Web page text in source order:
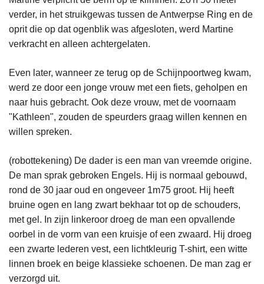
verder, in het struikgewas tussen de Antwerpse Ring en de
oprit die op dat ogenblik was afgesloten, werd Martine
verkracht en alleen achtergelaten.
Even later, wanneer ze terug op de Schijnpoortweg kwam,
werd ze door een jonge vrouw met een fiets, geholpen en
naar huis gebracht. Ook deze vrouw, met de voornaam
"Kathleen", zouden de speurders graag willen kennen en
willen spreken.
(robottekening) De dader is een man van vreemde origine.
De man sprak gebroken Engels. Hij is normaal gebouwd,
rond de 30 jaar oud en ongeveer 1m75 groot. Hij heeft
bruine ogen en lang zwart bekhaar tot op de schouders,
met gel. In zijn linkeroor droeg de man een opvallende
oorbel in de vorm van een kruisje of een zwaard. Hij droeg
een zwarte lederen vest, een lichtkleurig T-shirt, een witte
linnen broek en beige klassieke schoenen. De man zag er
verzorgd uit.